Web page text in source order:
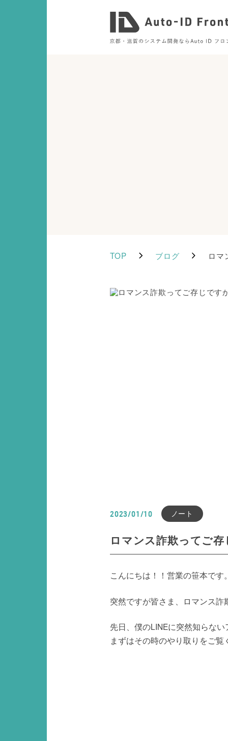
TOP ブログ ロマ
2023/01/10 ノート
ロマンス詐欺ってご
こんにちは！！営業の笹本です
突然ですが皆さま、ロマンス
先日、僕のLINEに突然知らな
まずはその時のやり取りをご覧